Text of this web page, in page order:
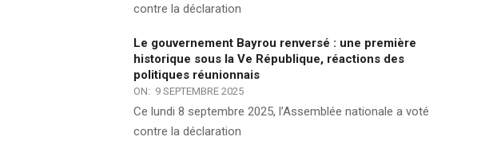
contre la déclaration
Le gouvernement Bayrou renversé : une première
historique sous la Ve République, réactions des
politiques réunionnais
ON: 9 SEPTEMBRE 2025
Ce lundi 8 septembre 2025, l’Assemblée nationale a voté
contre la déclaration